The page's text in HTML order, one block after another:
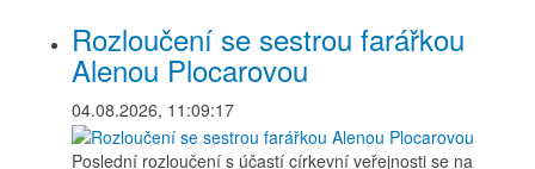
Rozloučení se sestrou farářkou
Alenou Plocarovou
04.08.2026, 11:09:17
Poslední rozloučení s účastí církevní veřejnosti se na